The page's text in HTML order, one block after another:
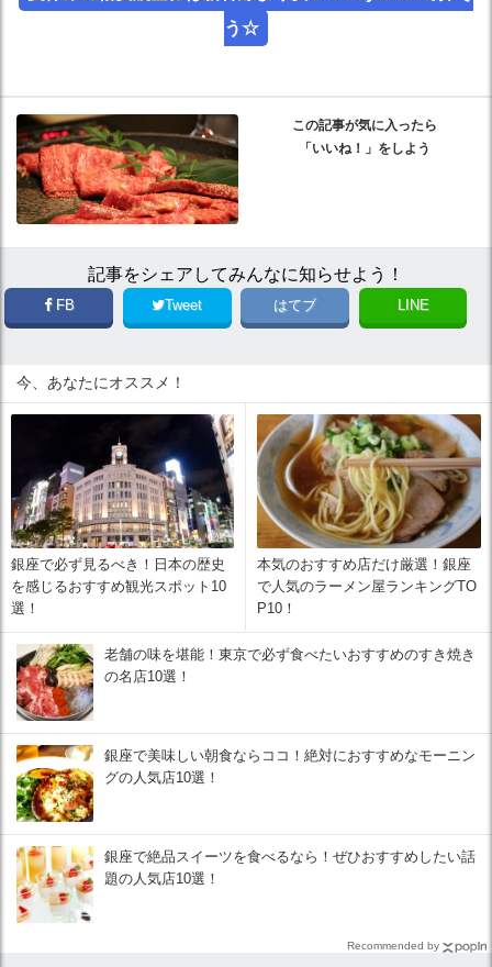
う☆
この記事が気に入ったら
「いいね！」をしよう
記事をシェアしてみんなに知らせよう！
FB Tweet はてブ LINE
今、あなたにオススメ！
銀座で必ず見るべき！日本の歴史
を感じるおすすめ観光スポット10
選！
本気のおすすめ店だけ厳選！銀座
で人気のラーメン屋ランキングTO
P10！
老舗の味を堪能！東京で必ず食べたいおすすめのすき焼き
の名店10選！
銀座で美味しい朝食ならココ！絶対におすすめなモーニン
グの人気店10選！
銀座で絶品スイーツを食べるなら！ぜひおすすめしたい話
題の人気店10選！
Recommended by